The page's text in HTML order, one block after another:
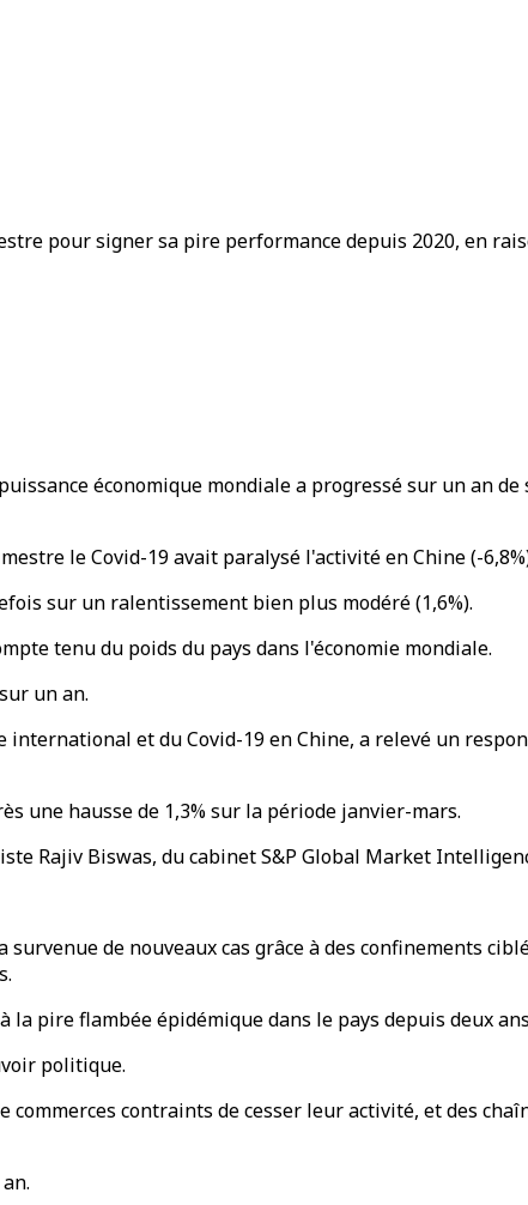
pour signer sa pire performance depuis 2020, en
économique mondiale a progressé sur un an de
le Covid-19 avait paralysé l'activité en Chine (-
sur un ralentissement bien plus modéré (1,6%).
tenu du poids du pays dans l'économie mondiale.
un an.
et du Covid-19 en Chine, a relevé un
une hausse de 1,3% sur la période janvier-mars.
Rajiv Biswas, du cabinet S&P Global Market
de nouveaux cas grâce à des confinements
pire flambée épidémique dans le pays depuis deux
politique.
contraints de cesser leur activité, et des